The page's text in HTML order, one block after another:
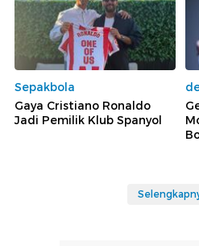
Sepakbola
Gaya Cristiano Ronaldo
Jadi Pemilik Klub Spanyol